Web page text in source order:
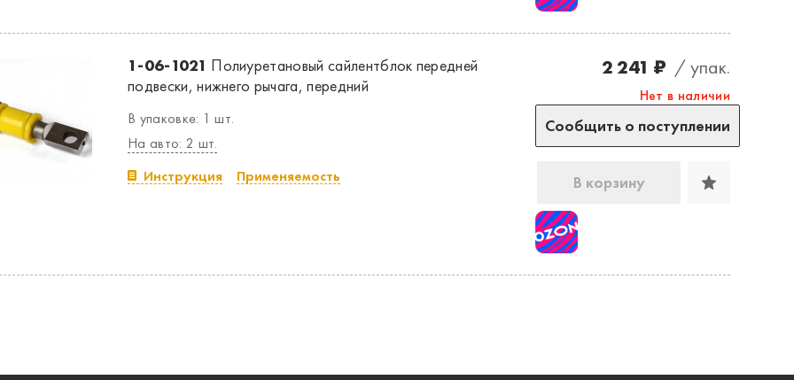
1-06-1021 Полиуретановый сайлентблок передней
подвески, нижнего рычага, передний
В упаковке: 1 шт.
На авто: 2 шт.
Инструкция
Применяемость
2 241 ₽ / упак.
Нет в наличии
Сообщить о поступлении
В корзину